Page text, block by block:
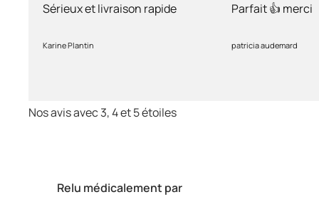
Relu médicalement par
Sérieux et livraison rapide
Karine Plantin
Parfait 👍 merci
patricia audemard
Nos avis avec 3, 4 et 5 étoiles